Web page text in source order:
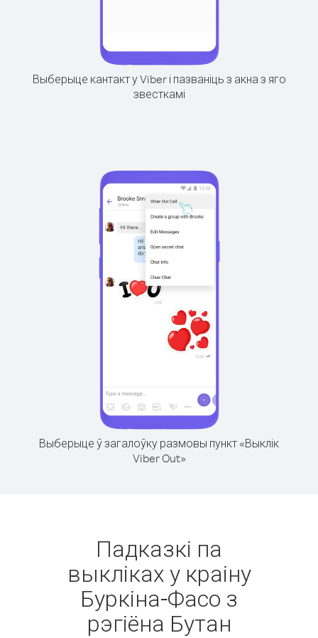
Выберыце кантакт у Viber і пазваніць з акна з яго
звесткамі
Выберыце ў загалоўку размовы пункт «Выклік
Viber Out»
Падказкі па
выкліках у краіну
Буркіна-Фасо з
рэгіёна Бутан